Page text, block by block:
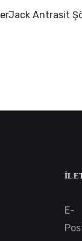
Antrasit
E-